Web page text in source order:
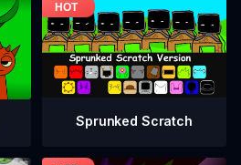
Sprunked Scratch